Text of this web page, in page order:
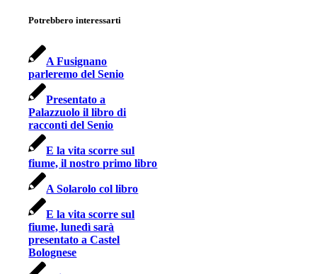
Potrebbero interessarti
A Fusignano
parleremo del Senio
Presentato a
Palazzuolo il libro di
racconti del Senio
E la vita scorre sul
fiume, il nostro primo libro
A Solarolo col libro
E la vita scorre sul
fiume, lunedì sarà
presentato a Castel
Bolognese